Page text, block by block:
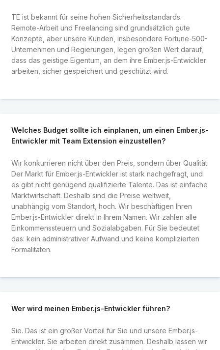
TE ist bekannt für seine hohen Sicherheitsstandards.
Remote-Arbeit und Freelancing sind grundsätzlich gute
Konzepte, aber unsere Kunden, insbesondere Fortune-500-
Unternehmen und Regierungen, legen großen Wert darauf,
dass das geistige Eigentum, an dem ihre Ember.js-Entwickler
arbeiten, sicher gespeichert und geschützt wird.
Welches Budget sollte ich einplanen, um einen Ember.js-
Entwickler mit Team Extension einzustellen?
Wir konkurrieren nicht über den Preis, sondern über Qualität.
Der Markt für Ember.js-Entwickler ist stark nachgefragt, und
es gibt nicht genügend qualifizierte Talente. Das ist einfache
Marktwirtschaft. Deshalb sind die Preise weltweit,
unabhängig vom Standort, hoch. Wir beschäftigen Ihren
Ember.js-Entwickler direkt in Ihrem Namen. Wir zahlen alle
Einkommenssteuern und Sozialabgaben. Für Sie bedeutet
das: kein administrativer Aufwand und keine komplizierten
Formalitäten.
Wer wird meinen Ember.js-Entwickler führen?
Sie. Das ist ein großer Vorteil für Sie und unsere Ember.js-
Entwickler. Sie arbeiten direkt zusammen. Deshalb lassen wir